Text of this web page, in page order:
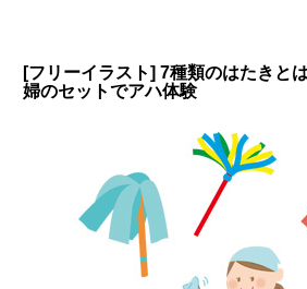
[フリーイラスト] 7種類のはたきと
婦のセットでアハ体験